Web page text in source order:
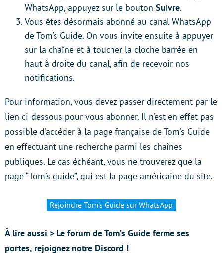
WhatsApp, appuyez sur le bouton Suivre.
Vous êtes désormais abonné au canal WhatsApp
de Tom’s Guide. On vous invite ensuite à appuyer
sur la chaîne et à toucher la cloche barrée en
haut à droite du canal, afin de recevoir nos
notifications.
Pour information, vous devez passer directement par le
lien ci-dessous pour vous abonner. Il n’est en effet pas
possible d’accéder à la page française de Tom’s Guide
en effectuant une recherche parmi les chaînes
publiques. Le cas échéant, vous ne trouverez que la
page “Tom’s guide”, qui est la page américaine du site.
Rejoindre Tom’s Guide sur WhatsApp
À lire aussi > Le forum de Tom’s Guide ferme ses
portes, rejoignez notre Discord !